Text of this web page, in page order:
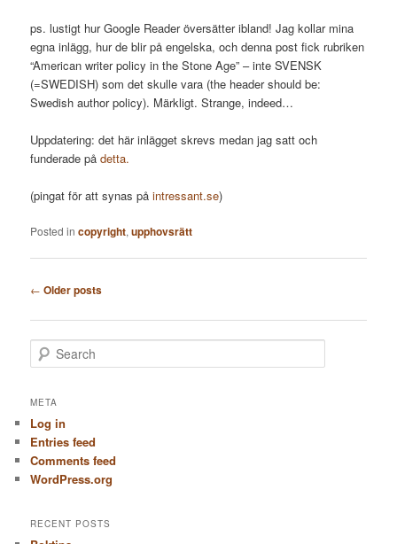
ps. lustigt hur Google Reader översätter ibland! Jag kollar mina
egna inlägg, hur de blir på engelska, och denna post fick rubriken
“American writer policy in the Stone Age” – inte SVENSK
(=SWEDISH) som det skulle vara (the header should be:
Swedish author policy). Märkligt. Strange, indeed…
Uppdatering: det här inlägget skrevs medan jag satt och
funderade pådetta.
(pingat för att synas påintressant.se)
Posted in copyright,upphovsrätt
Post
← Older posts
e
r
h
META
Log in
Entries feed
Comments feed
WordPress.org
RECENT POSTS